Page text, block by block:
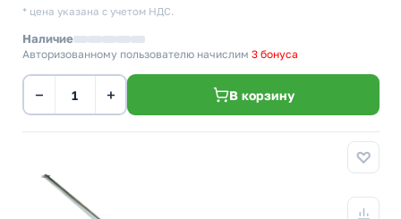
* цена указана с учетом НДС.
Наличие
Авторизованному пользователю начислим 3 бонуса
− + В корзину